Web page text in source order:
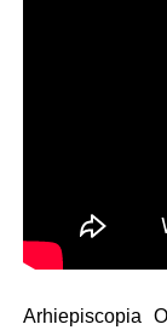
Arhiepiscopia